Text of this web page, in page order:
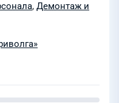
, Демонтаж и